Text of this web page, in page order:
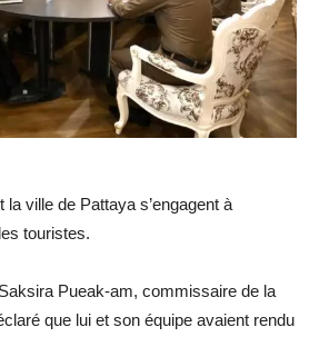
la ville de Pattaya s’engagent à
touristes.
Pueak-am, commissaire de la
que lui et son équipe avaient rendu